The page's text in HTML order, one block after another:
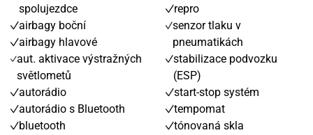
spolujezdce
airbagy boční
airbagy hlavové
aut. aktivace výstražných
světlometů
autorádio
autorádio s Bluetooth
bluetooth
repro
senzor tlaku v
pneumatikách
stabilizace podvozku
(ESP)
start-stop systém
tempomat
tónovaná skla